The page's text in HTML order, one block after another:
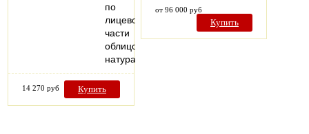
по
лицевой
части
облицован
натуральным…
14 270 руб Купить
от 96 000 руб
Купить